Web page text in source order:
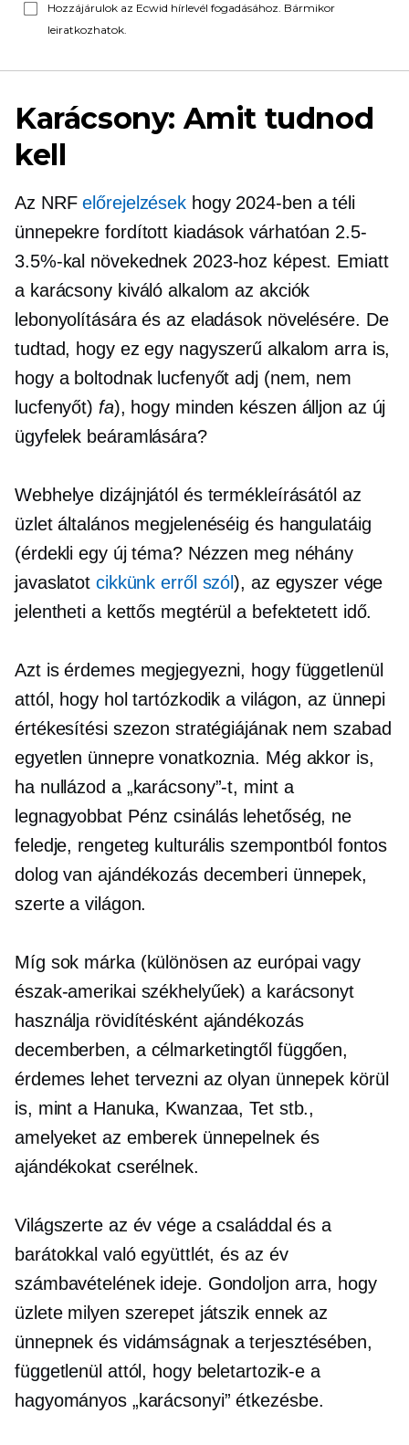
Hozzájárulok az Ecwid hírlevél fogadásához. Bármikor
leiratkozhatok.
Karácsony: Amit tudnod
kell
Az NRFelőrejelzések hogy 2024-ben a téli
ünnepekre fordított kiadások várhatóan 2.5-
3.5%-kal növekednek 2023-hoz képest. Emiatt
a karácsony kiváló alkalom az akciók
lebonyolítására és az eladások növelésére. De
tudtad, hogy ez egy nagyszerű alkalom arra is,
hogy a boltodnak lucfenyőt adj (nem, nem
lucfenyőt) fa), hogy minden készen álljon az új
ügyfelek beáramlására?
Webhelye dizájnjától és termékleírásától az
üzlet általános megjelenéséig és hangulatáig
(érdekli egy új téma? Nézzen meg néhány
javaslatot cikkünk erről szól), az egyszer vége
jelentheti a kettős megtérül a befektetett idő.
Azt is érdemes megjegyezni, hogy függetlenül
attól, hogy hol tartózkodik a világon, az ünnepi
értékesítési szezon stratégiájának nem szabad
egyetlen ünnepre vonatkoznia. Még akkor is,
ha nullázod a „karácsony”-t, mint a
legnagyobbat Pénz csináláslehetőség, ne
feledje, rengeteg kulturális szempontból fontos
dolog vanajándékozásdecemberi ünnepek,
szerte a világon.
Míg sok márka (különösen az európai vagy
észak-amerikai székhelyűek) a karácsonyt
használja rövidítésként ajándékozás
decemberben, a célmarketingtől függően,
érdemes lehet tervezni az olyan ünnepek körül
is, mint a Hanuka, Kwanzaa, Tet stb.,
amelyeket az emberek ünnepelnek és
ajándékokat cserélnek.
Világszerte az év vége a családdal és a
barátokkal való együttlét, és az év
számbavételének ideje. Gondoljon arra, hogy
üzlete milyen szerepet játszik ennek az
ünnepnek és vidámságnak a terjesztésében,
függetlenül attól, hogy beletartozik-e a
hagyományos „karácsonyi” étkezésbe.